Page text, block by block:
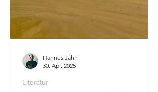
Literatur
Hannes Jahn
30. Apr. 2025